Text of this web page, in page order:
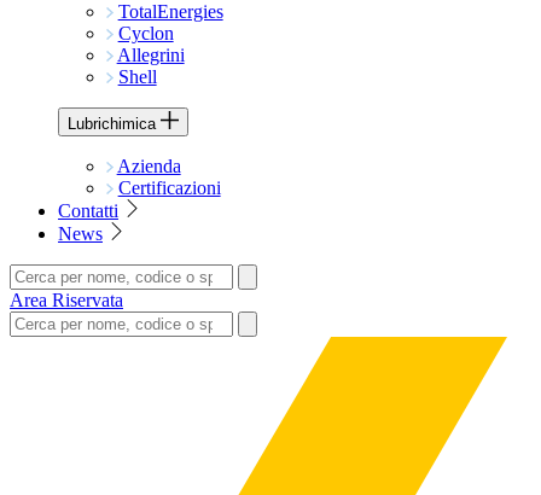
TotalEnergies
Cyclon
Allegrini
Shell
Lubrichimica
Azienda
Certificazioni
Contatti
News
Area Riservata